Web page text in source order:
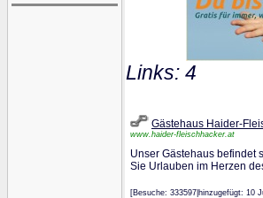
Links: 4
Gästehaus Haider-
www.haider-fleischhacker.at
Unser Gästehaus befindet
Sie Urlauben im Herzen
[Besuche: 333597|hinzugefügt: